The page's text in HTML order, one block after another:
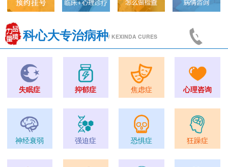
科心大专治病种/ KEXINDA CURES
失眠症 抑郁症 焦虑症 心理咨询
神经衰弱 强迫症 恐惧症 狂躁症